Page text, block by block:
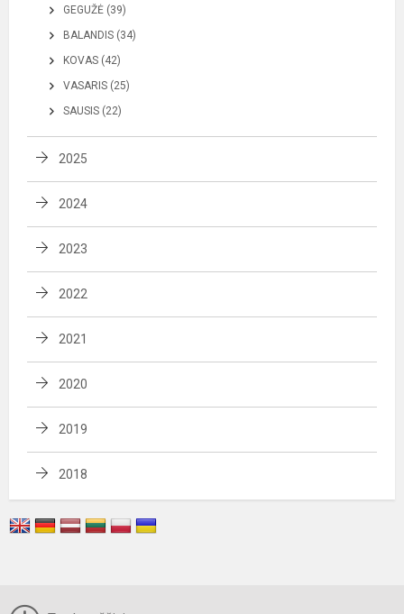
GEGUŽĖ (39)
BALANDIS (34)
KOVAS (42)
VASARIS (25)
SAUSIS (22)
2025
2024
2023
2022
2021
2020
2019
2018